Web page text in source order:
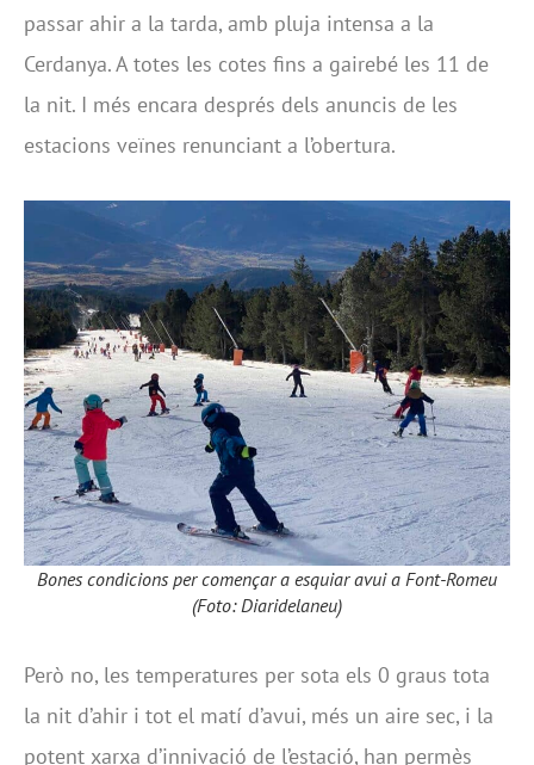
passar ahir a la tarda, amb pluja intensa a la
Cerdanya. A totes les cotes fins a gairebé les 11 de
la nit. I més encara després dels anuncis de les
estacions veïnes renunciant a l’obertura.
Bones condicions per començar a esquiar avui a Font-Romeu
(Foto: Diaridelaneu)
Però no, les temperatures per sota els 0 graus tota
la nit d’ahir i tot el matí d’avui, més un aire sec, i la
potent xarxa d’innivació de l’estació, han permès